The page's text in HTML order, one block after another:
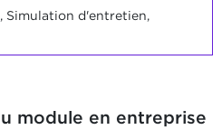
Simulation d'entretien,
module en entreprise